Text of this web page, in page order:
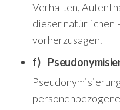
Verhalten,
dieser natürlichen
vorherzusagen.
f)